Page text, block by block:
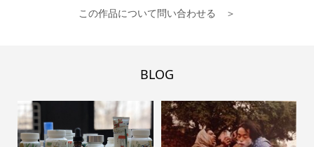
この作品について問い合わせる ＞
BLOG